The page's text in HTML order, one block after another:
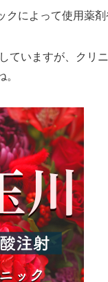
によって使用薬剤
していますが、クリ